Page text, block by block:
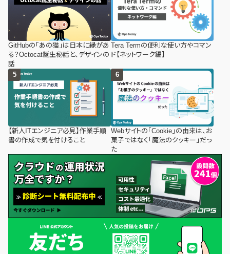
GitHubの「あの猫」は日本に縁があ
る？Octocat誕生秘話と、デザインの
話
Tera Termの便利な使い方やコマン
ド【ネットワーク編】
【新人ITエンジニア必見】作業手順
書の作成で気を付けること
Webサイトの「Cookie」の由来は、お
菓子ではなく「魔法のクッキー」だっ
た